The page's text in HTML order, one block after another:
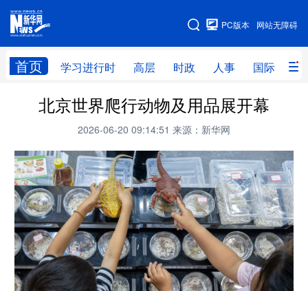
网站无障碍
PC版本
首页 学习进行时 高层 时政 人事 国际 财
网站地图
学习进行时 高层 时政 人事
财经 网评
台湾 思客智库 全球连线 教育
科技 科创 量子 体育
文化 书画 健康 军事
访谈 视频 图片 政务
法律 中央文件 金融 汽车
北京世界爬行动物及用品展开幕
2026-06-20 09:14:51 来源：新华网